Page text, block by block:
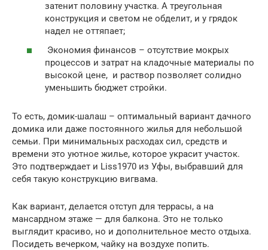
затенит половину участка. А треугольная
конструкция и светом не обделит, и у грядок
надел не оттяпает;
Экономия финансов – отсутствие мокрых
процессов и затрат на кладочные материалы по
высокой цене, и раствор позволяет солидно
уменьшить бюджет стройки.
То есть, домик-шалаш – оптимальный вариант дачного
домика или даже постоянного жилья для небольшой
семьи. При минимальных расходах сил, средств и
времени это уютное жилье, которое украсит участок.
Это подтверждает и Liss1970 из Уфы, выбравший для
себя такую конструкцию вигвама.
Как вариант, делается отступ для террасы, а на
мансардном этаже — для балкона. Это не только
выглядит красиво, но и дополнительное место отдыха.
Посидеть вечерком, чайку на воздухе попить.